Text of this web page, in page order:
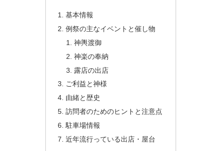
基本情報
例祭の主なイベントと催し物
神輿渡御
神楽の奉納
露店の出店
ご利益と神様
由緒と歴史
訪問者のためのヒントと注意点
駐車場情報
近年流行っている出店・屋台